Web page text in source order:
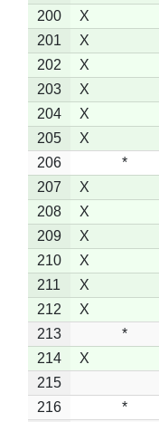
200
X
201
X
202
X
203
X
204
X
205
X
206
*
207
X
208
X
209
X
210
X
211
X
212
X
213
*
214
X
215
216
*